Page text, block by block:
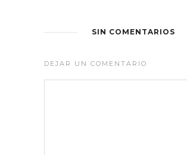
SIN COMENTARIOS
DEJAR UN COMENTARIO